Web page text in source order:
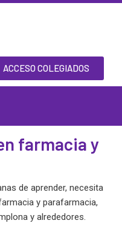
ACCESO COLEGIADOS
farmacia y
de aprender, necesita
y parafarmacia,
y alrededores.